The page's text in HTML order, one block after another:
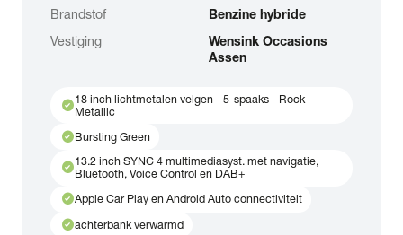
Brandstof
Benzine hybride
Vestiging
Wensink Occasions
Assen
check_circle18 inch lichtmetalen velgen - 5-spaaks - Rock
Metallic
check_circleBursting Green
check_circle13.2 inch SYNC 4 multimediasyst. met navigatie,
Bluetooth, Voice Control en DAB+
check_circleApple Car Play en Android Auto connectiviteit
check_circleachterbank verwarmd